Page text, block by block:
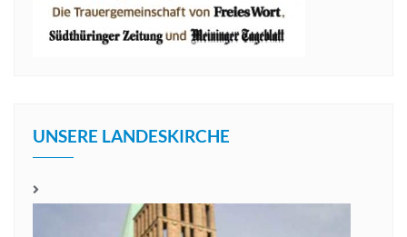
UNSERE LANDESKIRCHE